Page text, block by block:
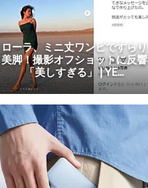
ローラ、ミニ丈ワンピですらり
美脚！撮影オフショットに反響
「美しすぎる」 | YE...